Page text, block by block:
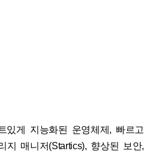
있게 지능화된 운영체제, 빠르고
지 매니저(Startics), 향상된 보안,